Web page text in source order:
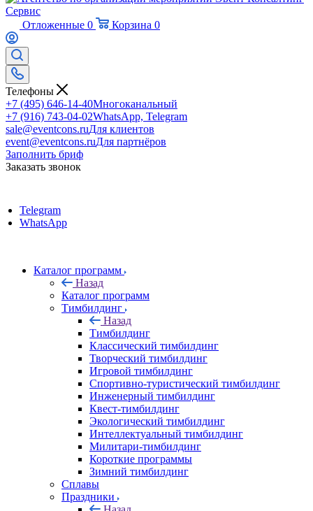
Отложенные 0 Корзина 0
Телефоны
+7 (495) 646-14-40Многоканальный
+7 (916) 743-04-02WhatsApp, Telegram
sale@eventcons.ruДля клиентов
event@eventcons.ruДля партнёров
Заполнить бриф
Заказать звонок
Telegram
WhatsApp
Каталог программ
Назад
Каталог программ
Тимбилдинг
Назад
Тимбилдинг
Классический тимбилдинг
Творческий тимбилдинг
Игровой тимбилдинг
Спортивно-туристический тимбилдинг
Инженерный тимбилдинг
Квест-тимбилдинг
Экологический тимбилдинг
Интеллектуальный тимбилдинг
Милитари-тимбилдинг
Короткие программы
Зимний тимбилдинг
Сплавы
Праздники